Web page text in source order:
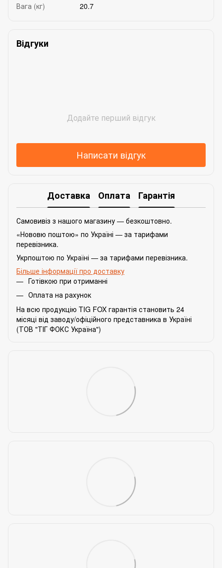
Вага (кг) 20.7
Відгуки
Додайте перший відгук
Написати відгук
Доставка Оплата Гарантія
Самовивіз з нашого магазину — безкоштовно.
«Нововю поштою» по Україні — за тарифами
перевізника.
Укрпоштою по Україні — за тарифами перевізника.
Більше інформації про доставку
Готівкою при отриманні
Оплата на рахунок
На всю продукцію TIG FOX гарантія становить 24
місяці від заводу/офіційного представника в Україні
(ТОВ "ТІГ ФОКС Україна")